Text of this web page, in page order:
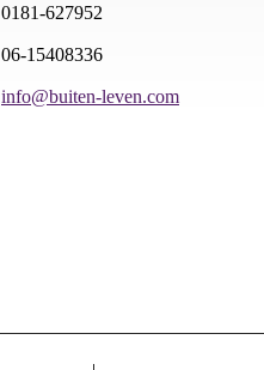
0181-627952
06-15408336
info@buiten-leven.com